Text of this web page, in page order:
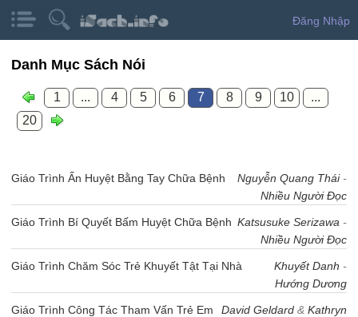
Đăng Nhập
Danh Mục Sách Nói
1 ... 4 5 6 7 8 9 10
...
20
Giáo Trình Ấn Huyệt Bằng Tay Chữa Bệnh Nguyễn Quang Thái-
Nhiều Người Đọc
Giáo Trình Bí Quyết Bấm Huyệt Chữa Bệnh Katsusuke Serizawa -
Nhiều Người Đọc
Giáo Trình Chăm Sóc Trẻ Khuyết Tật Tại Nhà Khuyết Danh -
Hướng Dương
Giáo Trình Công Tác Tham Vấn Trẻ Em David Geldard & Kathryn